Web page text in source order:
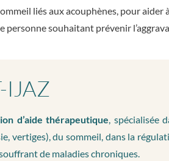
liés aux acouphènes, pour
personne souhaitant prévenir
IJAZ
d’aide thérapeutique , spécialisée
vertiges), du sommeil, dans la
de maladies chroniques.